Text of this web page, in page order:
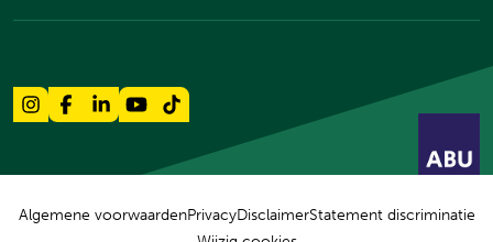
Algemene voorwaardenPrivacyDisclaimerStatement discriminatie